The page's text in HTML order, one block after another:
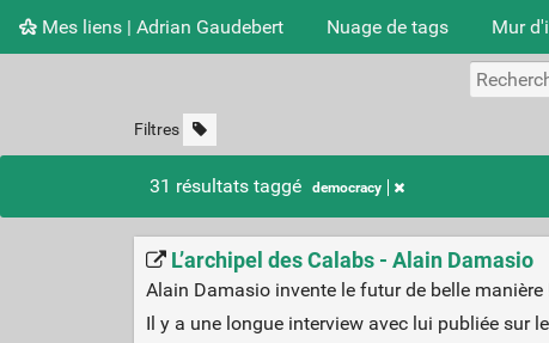
Mes liens | Adrian Gaudebert Nuage de tags Mur
Filtres
31 résultats taggé democracy
L’archipel des Calabs - Alain Damasio
Alain Damasio invente le futur de belle manière
Il y a une longue interview avec lui publiée sur